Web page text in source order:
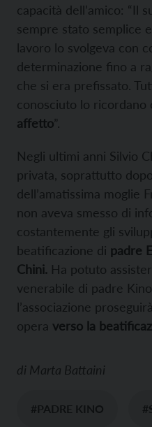
capacità dell’amico: “Il
sempre stato semplice
lavoro lo svolgeva con
determinazione fino a
che si era prefissato.
conosciuto lo ricordano
affetto”.
Negli ultimi anni Silvio
privata, soprattutto
dell’amatissima moglie
non aveva smesso di
costantemente gli
beatificazione di padre
Chini. Ha potuto
venerabile di padre
l’associazione
opera verso la
di Marta Battaini
#PADRE KINO